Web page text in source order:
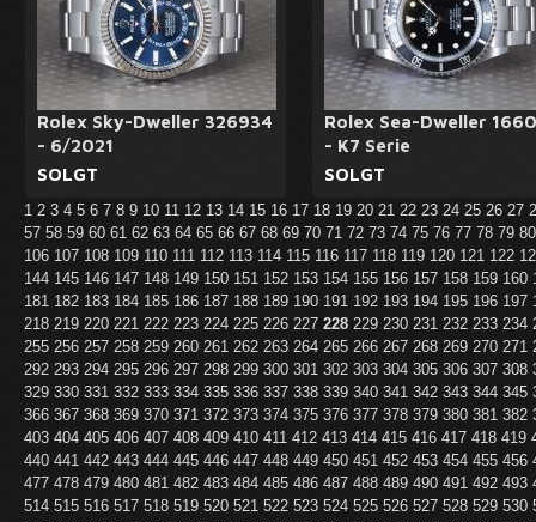
Rolex Sky-Dweller 326934
- 6/2021
SOLGT
Rolex Sea-Dweller
- K7 Serie
SOLGT
1 2 3 4 5 6 7 8 9 10 11 12 13 14 15 16 17 18 19 20 21 22 23 24 25 26 27
57 58 59 60 61 62 63 64 65 66 67 68 69 70 71 72 73 74 75 76 77 78 79
106 107 108 109 110 111 112 113 114 115 116 117 118 119 120 121 122
144 145 146 147 148 149 150 151 152 153 154 155 156 157 158 159 160
181 182 183 184 185 186 187 188 189 190 191 192 193 194 195 196 197
218 219 220 221 222 223 224 225 226 227 228 229 230 231 232 233 234
255 256 257 258 259 260 261 262 263 264 265 266 267 268 269 270 271
292 293 294 295 296 297 298 299 300 301 302 303 304 305 306 307 308
329 330 331 332 333 334 335 336 337 338 339 340 341 342 343 344 345
366 367 368 369 370 371 372 373 374 375 376 377 378 379 380 381 382
403 404 405 406 407 408 409 410 411 412 413 414 415 416 417 418 419
440 441 442 443 444 445 446 447 448 449 450 451 452 453 454 455 456
477 478 479 480 481 482 483 484 485 486 487 488 489 490 491 492 493
514 515 516 517 518 519 520 521 522 523 524 525 526 527 528 529 530